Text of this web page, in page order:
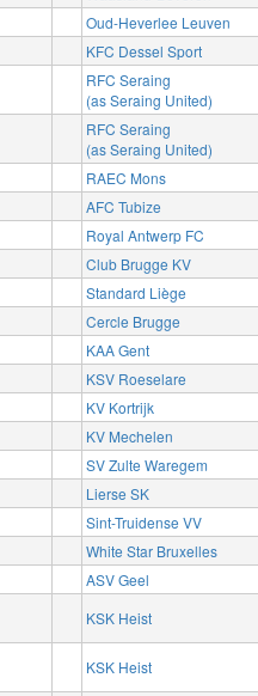
Oud-Heverlee Leuven
KFC Dessel Sport
RFC Seraing
(as Seraing United)
RFC Seraing
(as Seraing United)
RAEC Mons
AFC Tubize
Royal Antwerp FC
Club Brugge KV
Standard Liège
Cercle Brugge
KAA Gent
KSV Roeselare
KV Kortrijk
KV Mechelen
SV Zulte Waregem
Lierse SK
Sint-Truidense VV
White Star Bruxelles
ASV Geel
KSK Heist
KSK Heist